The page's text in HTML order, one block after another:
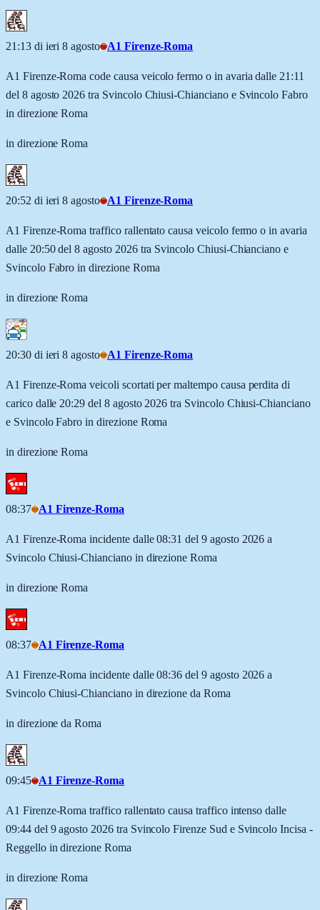
21:13 di ieri 8 agosto A1 Firenze-Roma
A1 Firenze-Roma code causa veicolo fermo o in avaria dalle 21:11
del 8 agosto 2026 tra Svincolo Chiusi-Chianciano e Svincolo Fabro
in direzione Roma
in direzione Roma
20:52 di ieri 8 agosto A1 Firenze-Roma
A1 Firenze-Roma traffico rallentato causa veicolo fermo o in avaria
dalle 20:50 del 8 agosto 2026 tra Svincolo Chiusi-Chianciano e
Svincolo Fabro in direzione Roma
in direzione Roma
20:30 di ieri 8 agosto A1 Firenze-Roma
A1 Firenze-Roma veicoli scortati per maltempo causa perdita di
carico dalle 20:29 del 8 agosto 2026 tra Svincolo Chiusi-Chianciano
e Svincolo Fabro in direzione Roma
in direzione Roma
08:37 A1 Firenze-Roma
A1 Firenze-Roma incidente dalle 08:31 del 9 agosto 2026 a
Svincolo Chiusi-Chianciano in direzione Roma
in direzione Roma
08:37 A1 Firenze-Roma
A1 Firenze-Roma incidente dalle 08:36 del 9 agosto 2026 a
Svincolo Chiusi-Chianciano in direzione da Roma
in direzione da Roma
09:45 A1 Firenze-Roma
A1 Firenze-Roma traffico rallentato causa traffico intenso dalle
09:44 del 9 agosto 2026 tra Svincolo Firenze Sud e Svincolo Incisa -
Reggello in direzione Roma
in direzione Roma